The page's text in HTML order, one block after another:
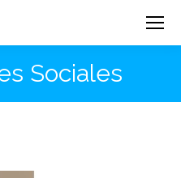
Sociales